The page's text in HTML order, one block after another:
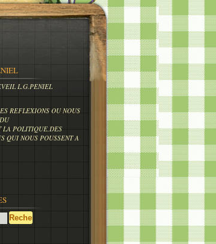
L.G.PENIEL
REFLEXIONS OU NOUS
LA POLITIQUE,DES
QUI NOUS POUSSENT A